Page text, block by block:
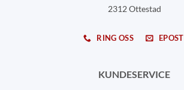
2312 Ottestad
RING OSS EPOST
KUNDESERVICE